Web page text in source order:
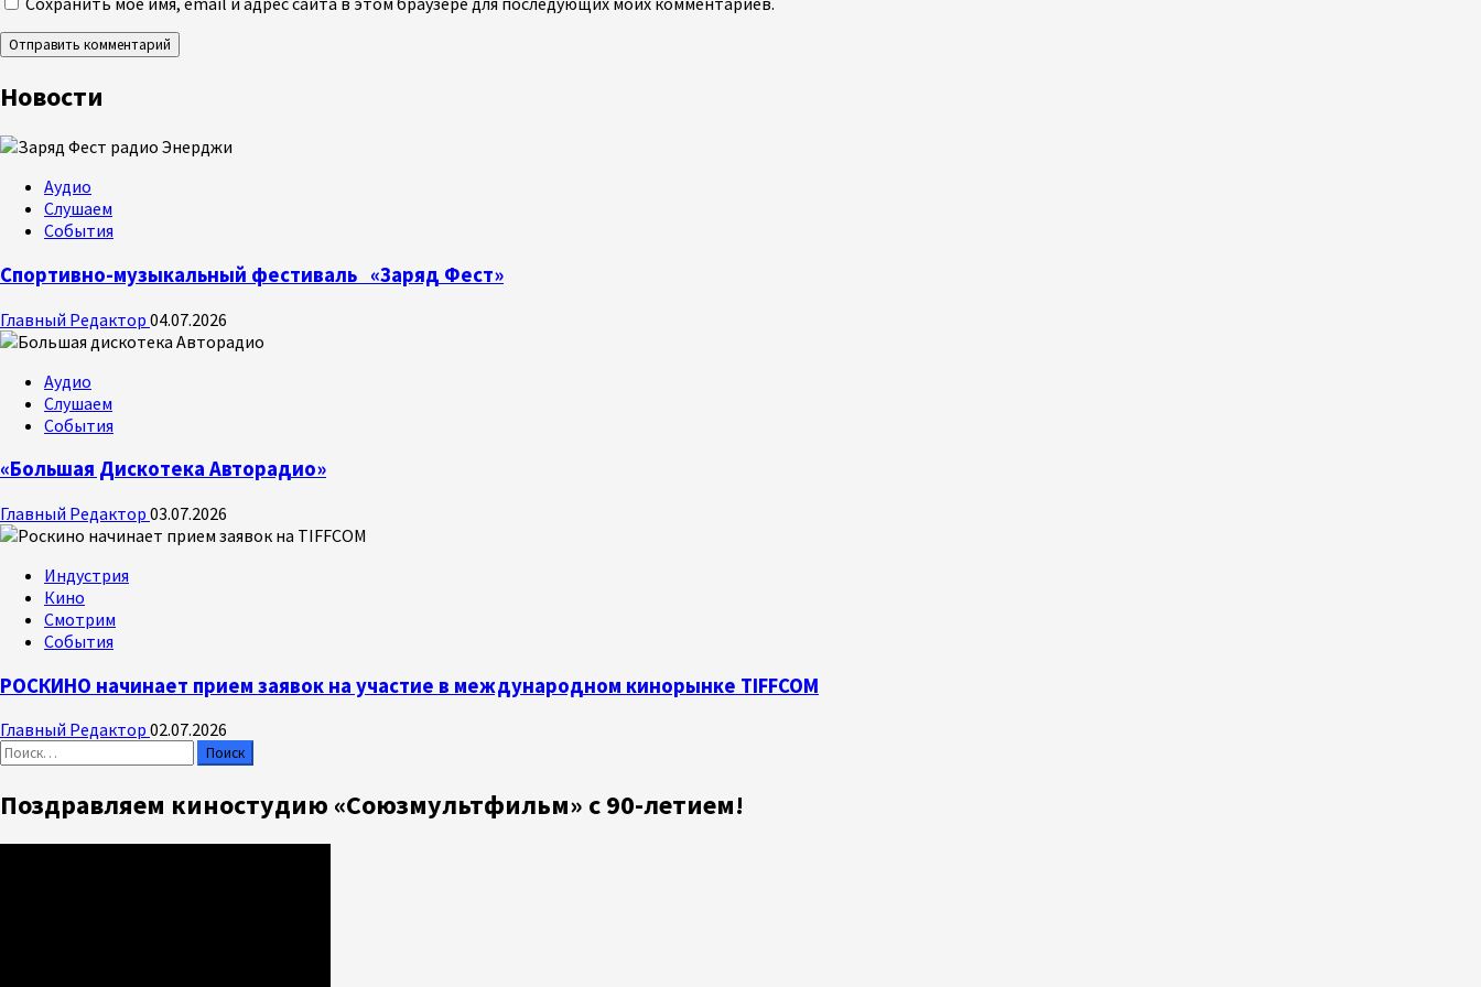
Новости
Аудио
Слушаем
События
Спортивно-музыкальный фестиваль «Заряд Фест»
Главный Редактор 04.07.2026
Аудио
Слушаем
События
«Большая Дискотека Авторадио»
Главный Редактор 03.07.2026
Индустрия
Кино
Смотрим
События
РОСКИНО начинает прием заявок на участие в международном кинорынке TIFFCOM
Главный Редактор 02.07.2026
Найти:
Поздравляем киностудию «Союзмультфильм» с 90-летием!